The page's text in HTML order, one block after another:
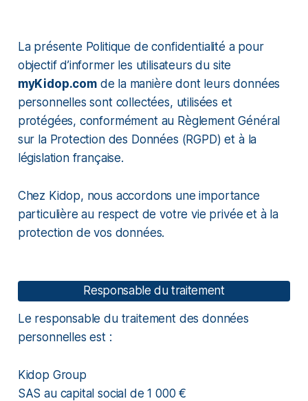
La présente Politique de confidentialité a pour
objectif d’informer les utilisateurs du site
myKidop.comde la manière dont leurs données
personnelles sont collectées, utilisées et
protégées, conformément au Règlement Général
sur la Protection des Données (RGPD) et à la
législation française.
Chez Kidop, nous accordons une importance
particulière au respect de votre vie privée et à la
protection de vos données.
Responsable du traitement
Le responsable du traitement des données
personnelles est :
Kidop Group
SAS au capital social de 1 000 €